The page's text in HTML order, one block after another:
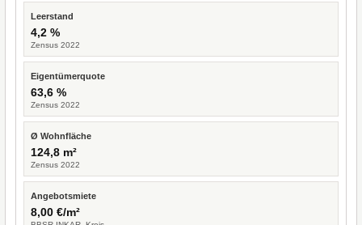
Leerstand
4,2 %
Zensus 2022
Eigentümerquote
63,6 %
Zensus 2022
Ø Wohnfläche
124,8 m²
Zensus 2022
Angebotsmiete
8,00 €/m²